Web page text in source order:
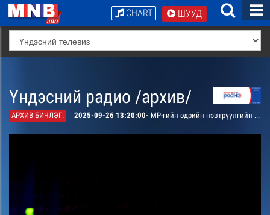
ШУУД
CHART
Үндэсний радио /архив/
АРХИВ БИЧЛЭГ: 2025-09-26 13:20:00- МР-гийн өдрийн нэвтрүүлгийн хөтөлбөр, цаг агаар танилцуулна.